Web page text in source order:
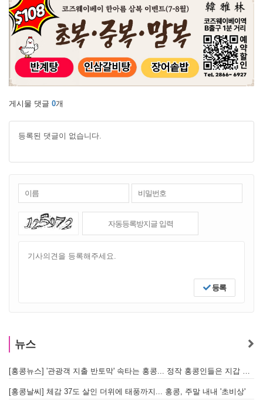
게시물 댓글 0개
등록된 댓글이 없습니다.
등록
뉴스
[홍콩뉴스] '관광객 지출 반토막' 속타는 홍콩... 정작 홍콩인들은 지갑 들고 해외로?
[홍콩날씨] 체감 37도 살인 더위에 태풍까지... 홍콩, 주말 내내 '초비상'